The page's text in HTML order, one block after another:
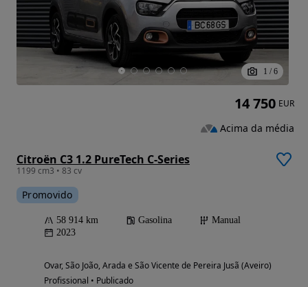
1 / 6
Citroën C3 1.2 PureTech C-Series
1199 cm3 • 83 cv
Promovido
58 914 km Gasolina
Manual
2023
Ovar, São João, Arada e São Vicente de Pereira Jusã (Aveiro)
Profissional • Publicado
14 750 EUR
Acima da média